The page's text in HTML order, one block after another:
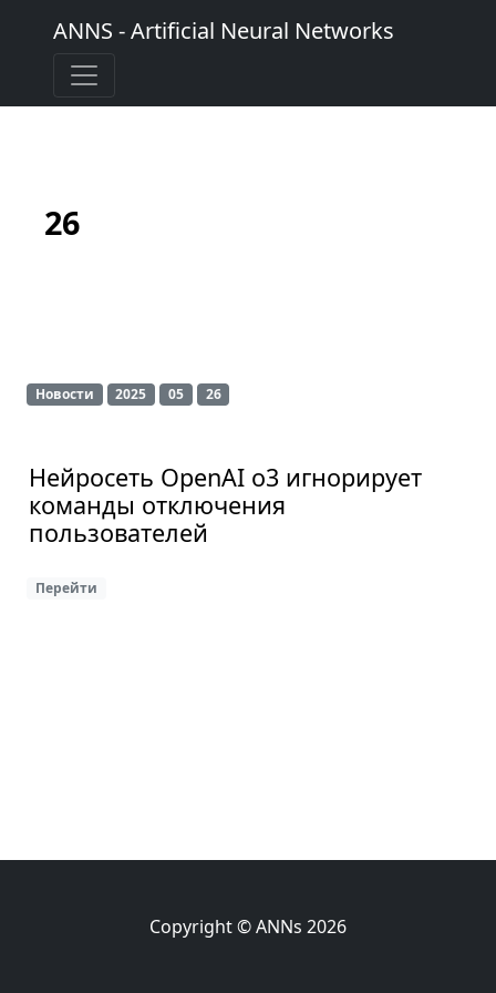
ANNS - Artificial Neural Networks
26
Новости 2025 05 26
Нейросеть OpenAI o3 игнорирует
команды отключения
пользователей
Перейти
Copyright © ANNs 2026